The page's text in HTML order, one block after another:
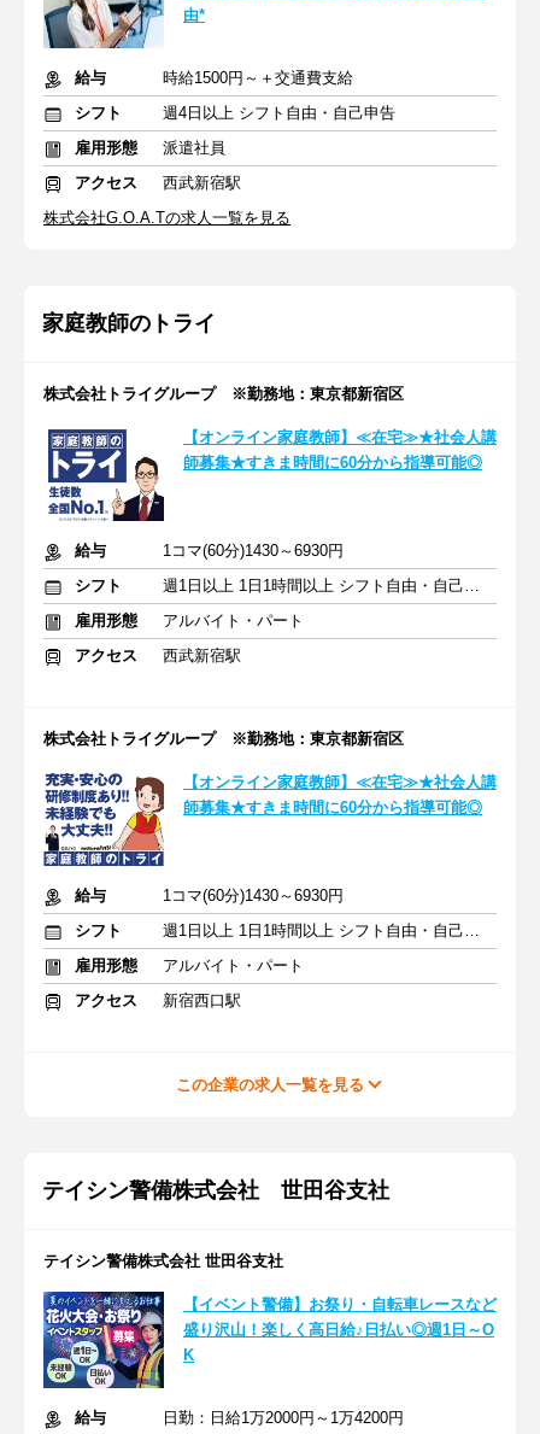
由*
給与
時給1500円～＋交通費支給
シフト
週4日以上 シフト自由・自己申告
雇用形態
派遣社員
アクセス
西武新宿駅
株式会社G.O.A.Tの求人一覧を見る
家庭教師のトライ
株式会社トライグループ ※勤務地：東京都新宿区
【オンライン家庭教師】≪在宅≫★社会人講
師募集★すきま時間に60分から指導可能◎
給与
1コマ(60分)1430～6930円
シフト
週1日以上 1日1時間以上 シフト自由・自己申告
雇用形態
アルバイト・パート
アクセス
西武新宿駅
株式会社トライグループ ※勤務地：東京都新宿区
【オンライン家庭教師】≪在宅≫★社会人講
師募集★すきま時間に60分から指導可能◎
給与
1コマ(60分)1430～6930円
シフト
週1日以上 1日1時間以上 シフト自由・自己申告
雇用形態
アルバイト・パート
アクセス
新宿西口駅
この企業の求人一覧を見る
テイシン警備株式会社 世田谷支社
テイシン警備株式会社 世田谷支社
【イベント警備】お祭り・自転車レースなど
盛り沢山！楽しく高日給♪日払い◎週1日～O
K
給与 日勤：日給1万2000円～1万4200円